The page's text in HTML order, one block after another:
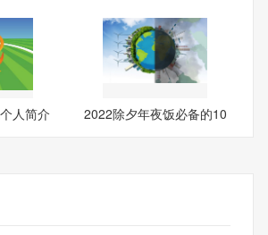
人简介
2022除夕年夜饭必备的10